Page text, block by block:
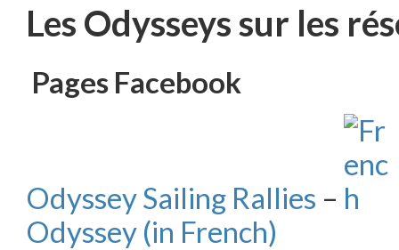
Les Odysseys sur les
Pages Facebook
Odyssey Sailing Rallies –
Odyssey (in French)